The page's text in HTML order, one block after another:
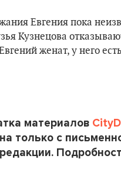
Евгения пока
Кузнецова
женат, у него есть
материалов
только с